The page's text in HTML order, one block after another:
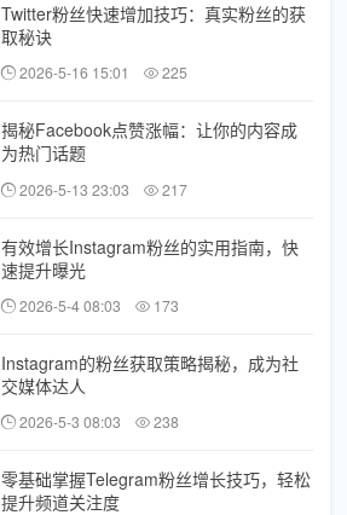
Twitter粉丝快速增加技巧：真实粉丝的获
取秘诀
2026-5-16 15:01 225
揭秘Facebook点赞涨幅：让你的内容成
为热门话题
2026-5-13 23:03 217
有效增长Instagram粉丝的实用指南，快
速提升曝光
2026-5-4 08:03 173
Instagram的粉丝获取策略揭秘，成为社
交媒体达人
2026-5-3 08:03 238
零基础掌握Telegram粉丝增长技巧，轻松
提升频道关注度